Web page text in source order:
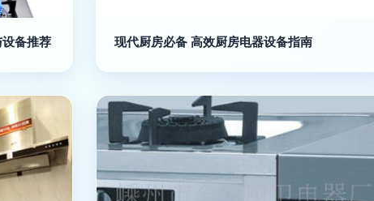
备推荐 现代厨房必备 高效厨房电器设备指南